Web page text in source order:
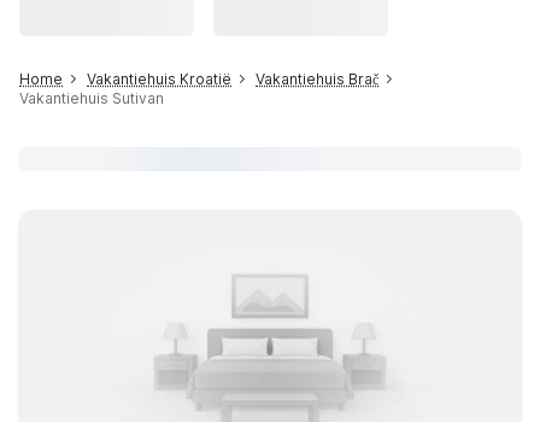
Home Vakantiehuis Kroatië
Vakantiehuis Brač
Vakantiehuis Sutivan